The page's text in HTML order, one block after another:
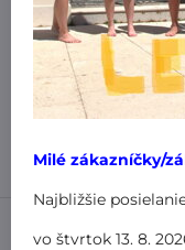
Nákup za:
60,99 €
61 € doručíme
101 € a viac
Popis
Milé zákazníčky/
Najbližšie
vo štvrtok 13. 8.